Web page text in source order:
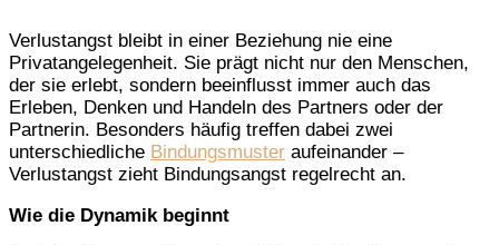
Verlustangst bleibt in einer Beziehung nie eine
Privatangelegenheit. Sie prägt nicht nur den Menschen,
der sie erlebt, sondern beeinflusst immer auch das
Erleben, Denken und Handeln des Partners oder der
Partnerin. Besonders häufig treffen dabei zwei
unterschiedliche Bindungsmuster aufeinander –
Verlustangst zieht Bindungsangst regelrecht an.
Wie die Dynamik beginnt